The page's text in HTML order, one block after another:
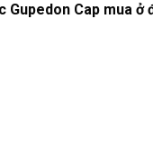
Cap mua ở